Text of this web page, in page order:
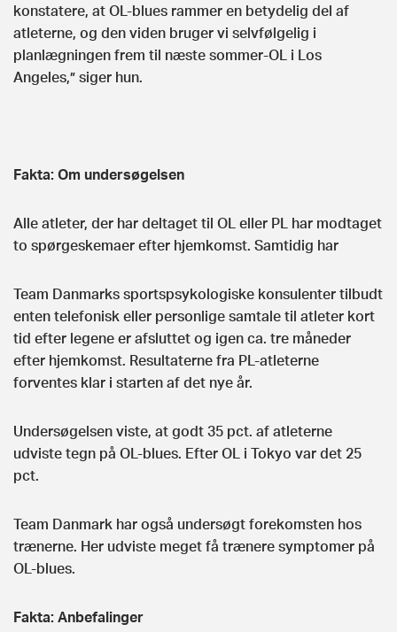
konstatere, at OL-blues rammer en betydelig del af
atleterne, og den viden bruger vi selvfølgelig i
planlægningen frem til næste sommer-OL i Los
Angeles,” siger hun.
Fakta: Om undersøgelsen
Alle atleter, der har deltaget til OL eller PL har modtaget
to spørgeskemaer efter hjemkomst. Samtidig har
Team Danmarks sportspsykologiske konsulenter tilbudt
enten telefonisk eller personlige samtale til atleter kort
tid efter legene er afsluttet og igen ca. tre måneder
efter hjemkomst. Resultaterne fra PL-atleterne
forventes klar i starten af det nye år.
Undersøgelsen viste, at godt 35 pct. af atleterne
udviste tegn på OL-blues. Efter OL i Tokyo var det 25
pct.
Team Danmark har også undersøgt forekomsten hos
trænerne. Her udviste meget få trænere symptomer på
OL-blues.
Fakta: Anbefalinger